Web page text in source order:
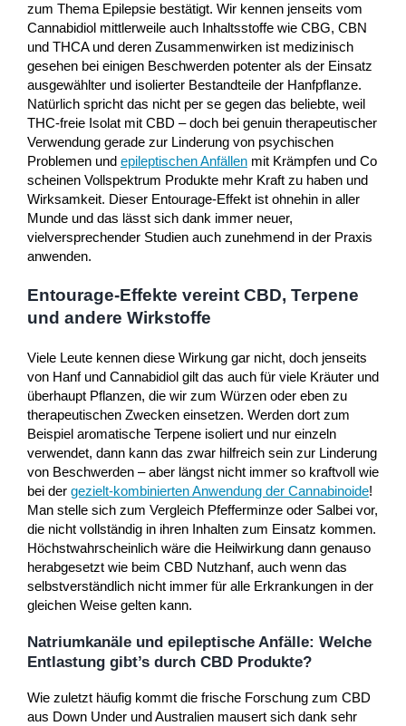
zum Thema Epilepsie bestätigt. Wir kennen jenseits vom
Cannabidiol mittlerweile auch Inhaltsstoffe wie CBG, CBN
und THCA und deren Zusammenwirken ist medizinisch
gesehen bei einigen Beschwerden potenter als der Einsatz
ausgewählter und isolierter Bestandteile der Hanfpflanze.
Natürlich spricht das nicht per se gegen das beliebte, weil
THC-freie Isolat mit CBD – doch bei genuin therapeutischer
Verwendung gerade zur Linderung von psychischen
Problemen und epileptischen Anfällenmit Krämpfen und Co
scheinen Vollspektrum Produkte mehr Kraft zu haben und
Wirksamkeit. Dieser Entourage-Effekt ist ohnehin in aller
Munde und das lässt sich dank immer neuer,
vielversprechender Studien auch zunehmend in der Praxis
anwenden.
Entourage-Effekte vereint CBD, Terpene
und andere Wirkstoffe
Viele Leute kennen diese Wirkung gar nicht, doch jenseits
von Hanf und Cannabidiol gilt das auch für viele Kräuter und
überhaupt Pflanzen, die wir zum Würzen oder eben zu
therapeutischen Zwecken einsetzen. Werden dort zum
Beispiel aromatische Terpene isoliert und nur einzeln
verwendet, dann kann das zwar hilfreich sein zur Linderung
von Beschwerden – aber längst nicht immer so kraftvoll wie
bei der gezielt-kombinierten Anwendung der Cannabinoide!
Man stelle sich zum Vergleich Pfefferminze oder Salbei vor,
die nicht vollständig in ihren Inhalten zum Einsatz kommen.
Höchstwahrscheinlich wäre die Heilwirkung dann genauso
herabgesetzt wie beim CBD Nutzhanf, auch wenn das
selbstverständlich nicht immer für alle Erkrankungen in der
gleichen Weise gelten kann.
Natriumkanäle und epileptische Anfälle: Welche
Entlastung gibt’s durch CBD Produkte?
Wie zuletzt häufig kommt die frische Forschung zum CBD
aus Down Under und Australien mausert sich dank sehr